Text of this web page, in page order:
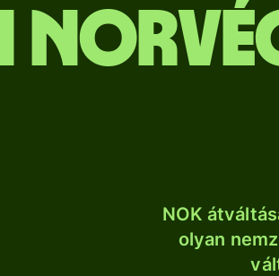
NOK
olyan